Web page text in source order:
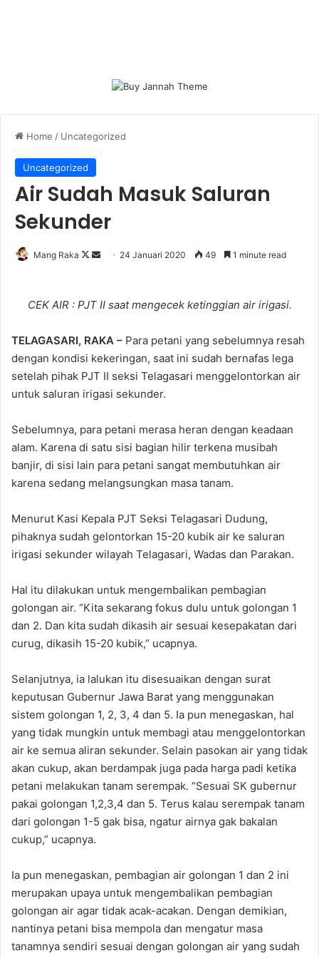
Home / Uncategorized
Uncategorized
Air Sudah Masuk Saluran
Sekunder
Mang Raka
Follow
Send 24 Januari 2020 49 1 minute read
CEK AIR : PJT II saat mengecek ketinggian air irigasi.
TELAGASARI, RAKA – Para petani yang sebelumnya resah
dengan kondisi kekeringan, saat ini sudah bernafas lega
setelah pihak PJT II seksi Telagasari menggelontorkan air
untuk saluran irigasi sekunder.
Sebelumnya, para petani merasa heran dengan keadaan
alam. Karena di satu sisi bagian hilir terkena musibah
banjir, di sisi lain para petani sangat membutuhkan air
karena sedang melangsungkan masa tanam.
Menurut Kasi Kepala PJT Seksi Telagasari Dudung,
pihaknya sudah gelontorkan 15-20 kubik air ke saluran
irigasi sekunder wilayah Telagasari, Wadas dan Parakan.
Hal itu dilakukan untuk mengembalikan pembagian
golongan air. “Kita sekarang fokus dulu untuk golongan 1
dan 2. Dan kita sudah dikasih air sesuai kesepakatan dari
curug, dikasih 15-20 kubik,” ucapnya.
Selanjutnya, ia lalukan itu disesuaikan dengan surat
keputusan Gubernur Jawa Barat yang menggunakan
sistem golongan 1, 2, 3, 4 dan 5. Ia pun menegaskan, hal
yang tidak mungkin untuk membagi atau menggelontorkan
air ke semua aliran sekunder. Selain pasokan air yang tidak
akan cukup, akan berdampak juga pada harga padi ketika
petani melakukan tanam serempak. “Sesuai SK gubernur
pakai golongan 1,2,3,4 dan 5. Terus kalau serempak tanam
dari golongan 1-5 gak bisa, ngatur airnya gak bakalan
cukup,” ucapnya.
Ia pun menegaskan, pembagian air golongan 1 dan 2 ini
merupakan upaya untuk mengembalikan pembagian
golongan air agar tidak acak-acakan. Dengan demikian,
nantinya petani bisa mempola dan mengatur masa
tanamnya sendiri sesuai dengan golongan air yang sudah